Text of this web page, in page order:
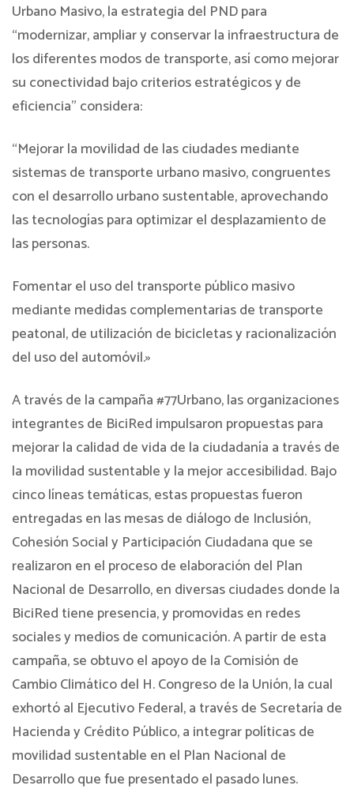
Urbano Masivo, la estrategia del PND para
“modernizar, ampliar y conservar la infraestructura de
los diferentes modos de transporte, así como mejorar
su conectividad bajo criterios estratégicos y de
eficiencia” considera:
“Mejorar la movilidad de las ciudades mediante
sistemas de transporte urbano masivo, congruentes
con el desarrollo urbano sustentable, aprovechando
las tecnologías para optimizar el desplazamiento de
las personas.
Fomentar el uso del transporte público masivo
mediante medidas complementarias de transporte
peatonal, de utilización de bicicletas y racionalización
del uso del automóvil.»
A través de la campaña #77Urbano, las organizaciones
integrantes de BiciRed impulsaron propuestas para
mejorar la calidad de vida de la ciudadanía a través de
la movilidad sustentable y la mejor accesibilidad. Bajo
cinco líneas temáticas, estas propuestas fueron
entregadas en las mesas de diálogo de Inclusión,
Cohesión Social y Participación Ciudadana que se
realizaron en el proceso de elaboración del Plan
Nacional de Desarrollo, en diversas ciudades donde la
BiciRed tiene presencia, y promovidas en redes
sociales y medios de comunicación. A partir de esta
campaña, se obtuvo el apoyo de la Comisión de
Cambio Climático del H. Congreso de la Unión, la cual
exhortó al Ejecutivo Federal, a través de Secretaría de
Hacienda y Crédito Público, a integrar políticas de
movilidad sustentable en el Plan Nacional de
Desarrollo que fue presentado el pasado lunes.